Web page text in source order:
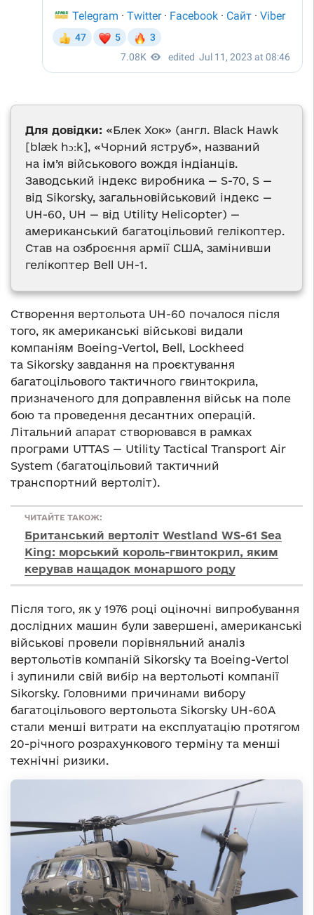
Для довідки: «Блек Хок» (англ. Black Hawk
[blæk hɔːk], «Чорний яструб», названий
на ім’я військового вождя індіанців.
Заводський індекс виробника — S-70, S —
від Sikorsky, загальновійськовий індекс —
UH-60, UH — від Utility Helicopter) —
американський багатоцільовий гелікоптер.
Став на озброєння армії США, замінивши
гелікоптер Bell UH-1.
Створення вертольота UH-60 почалося після
того, як американські військові видали
компаніям Boeing-Vertol, Bell, Lockheed
та Sikorsky завдання на проєктування
багатоцільового тактичного гвинтокрила,
призначеного для доправлення військ на поле
бою та проведення десантних операцій.
Літальний апарат створювався в рамках
програми UTTAS — Utility Tactical Transport Air
System (багатоцільовий тактичний
транспортний вертоліт).
ЧИТАЙТЕ ТАКОЖ:
Британський вертоліт Westland WS-61 Sea
King: морський король-гвинтокрил, яким
керував нащадок монаршого роду
Після того, як у 1976 році оціночні випробування
дослідних машин були завершені, американські
військові провели порівняльний аналіз
вертольотів компаній Sikorsky та Boeing-Vertol
і зупинили свій вибір на вертольоті компанії
Sikorsky. Головними причинами вибору
багатоцільового вертольота Sikorsky UH-60A
стали менші витрати на експлуатацію протягом
20-річного розрахункового терміну та менші
технічні ризики.